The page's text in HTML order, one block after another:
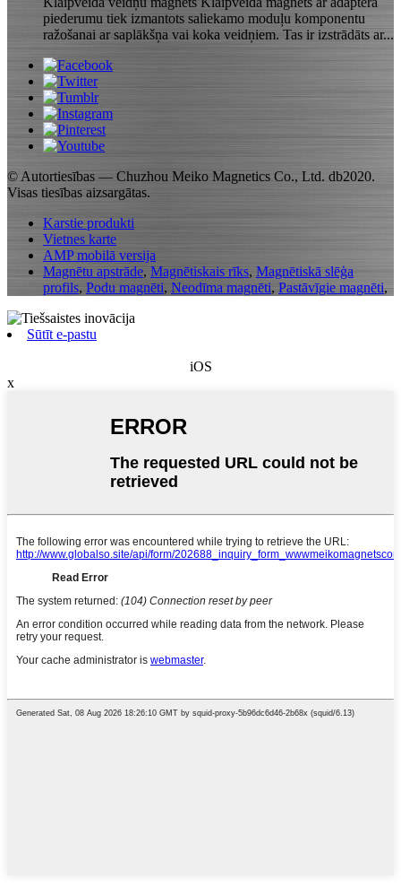
piederumu tiek izmantots saliekamo moduļu komponentu
ražošanai ar saplākšņa vai koka veidņiem. Tas ir izstrādāts ar...
© Autortiesības — Chuzhou Meiko Magnetics Co., Ltd. db2020.
Visas tiesības aizsargātas.
Karstie produkti
Vietnes karte
AMP mobilā versija
Magnētu apstrāde, Magnētiskais rīks, Magnētiskā slēģa
profils, Podu magnēti, Neodīma magnēti, Pastāvīgie magnēti,
Sūtīt e-pastu
iOS
x